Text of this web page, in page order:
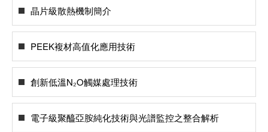
晶片級散熱機制簡介
PEEK複材高值化應用技術
創新低溫N₂O觸媒處理技術
電子級聚醯亞胺純化技術與光譜監控之整合解析